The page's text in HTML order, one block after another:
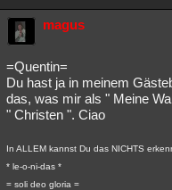
magus
=Quentin=
Du hast ja in meinem
das, was mir als " Meine
" Christen ". Ciao
In ALLEM kannst Du das NICHTS
* le-o-ni-das *
= soli deo gloria =